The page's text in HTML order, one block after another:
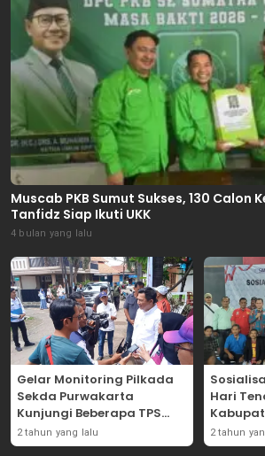
Muscab PKB Sumut Sukses, 130 Calon
Tanfidz Siap Ikuti UKK
4 bulan yang lalu
Gelar Monitoring Pilkada
Sekda Purwakarta
Kunjungi Beberapa TPS
Yang Ada Di Purwakarta
2 tahun yang lalu
Hari
Angka
2 tahun